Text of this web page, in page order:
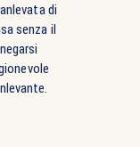
di
senza il